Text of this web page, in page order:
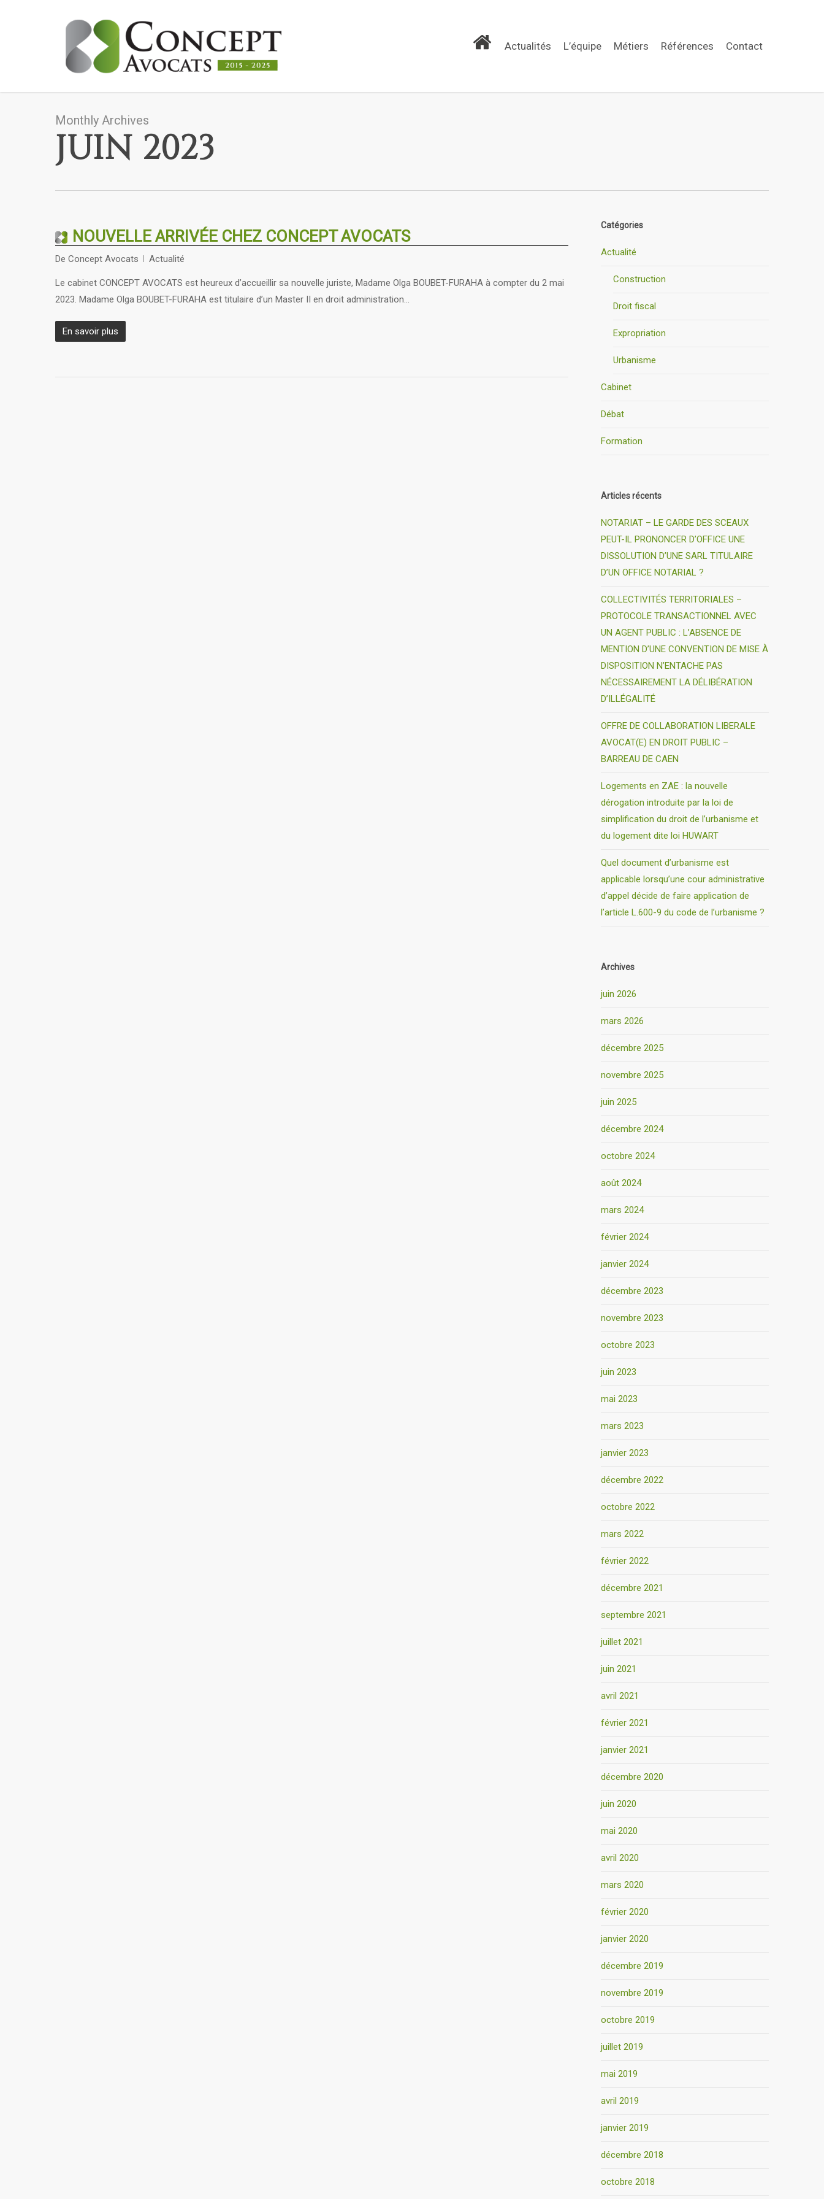
Actualités L’équipe Métiers Références Contact
Monthly Archives
JUIN 2023
NOUVELLE ARRIVÉE CHEZ CONCEPT AVOCATS
De Concept Avocats Actualité
Le cabinet CONCEPT AVOCATS est heureux d’accueillir sa nouvelle juriste, Madame Olga BOUBET-FURAHA à compter du 2 mai
2023. Madame Olga BOUBET-FURAHA est titulaire d’un Master II en droit administration…
En savoir plus
Catégories
Actualité
Construction
Droit fiscal
Expropriation
Urbanisme
Cabinet
Débat
Formation
Articles récents
NOTARIAT – LE GARDE DES SCEAUX
PEUT-IL PRONONCER D’OFFICE UNE
DISSOLUTION D’UNE SARL TITULAIRE
D’UN OFFICE NOTARIAL ?
COLLECTIVITÉS TERRITORIALES –
PROTOCOLE TRANSACTIONNEL AVEC
UN AGENT PUBLIC : L’ABSENCE DE
MENTION D’UNE CONVENTION DE MISE À
DISPOSITION N’ENTACHE PAS
NÉCESSAIREMENT LA DÉLIBÉRATION
D’ILLÉGALITÉ
OFFRE DE COLLABORATION LIBERALE
AVOCAT(E) EN DROIT PUBLIC –
BARREAU DE CAEN
Logements en ZAE : la nouvelle
dérogation introduite par la loi de
simplification du droit de l’urbanisme et
du logement dite loi HUWART
Quel document d’urbanisme est
applicable lorsqu’une cour administrative
d’appel décide de faire application de
l’article L.600-9 du code de l’urbanisme ?
Archives
juin 2026
mars 2026
décembre 2025
novembre 2025
juin 2025
décembre 2024
octobre 2024
août 2024
mars 2024
février 2024
janvier 2024
décembre 2023
novembre 2023
octobre 2023
juin 2023
mai 2023
mars 2023
janvier 2023
décembre 2022
octobre 2022
mars 2022
février 2022
décembre 2021
septembre 2021
juillet 2021
juin 2021
avril 2021
février 2021
janvier 2021
décembre 2020
juin 2020
mai 2020
avril 2020
mars 2020
février 2020
janvier 2020
décembre 2019
novembre 2019
octobre 2019
juillet 2019
mai 2019
avril 2019
janvier 2019
décembre 2018
octobre 2018